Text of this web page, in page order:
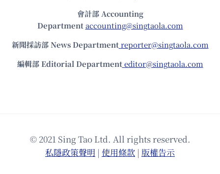
會計部 Accounting
Department accounting@singtaola.com
新聞採訪部 News Department reporter@singtaola.com
編輯部 Editorial Department editor@singtaola.com
© 2021 Sing Tao Ltd. All rights reserved.
私隱政策聲明 | 使⽤條款 | 版權告⽰